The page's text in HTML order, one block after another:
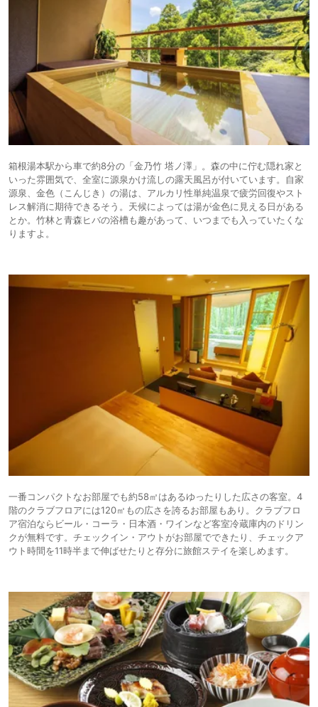
箱根湯本駅から車で約8分の「金乃竹 塔ノ澤」。森の中に佇む隠れ家と
いった雰囲気で、全室に源泉かけ流しの露天風呂が付いています。自家
源泉、金色（こんじき）の湯は、アルカリ性単純温泉で疲労回復やスト
レス解消に期待できるそう。天候によっては湯が金色に見える日がある
とか。竹林と青森ヒバの浴槽も趣があって、いつまでも入っていたくな
りますよ。
一番コンパクトなお部屋でも約58㎡はあるゆったりした広さの客室。4
階のクラブフロアには120㎡もの広さを誇るお部屋もあり。クラブフロ
ア宿泊ならビール・コーラ・日本酒・ワインなど客室冷蔵庫内のドリン
クが無料です。チェックイン・アウトがお部屋でできたり、チェックア
ウト時間を11時半まで伸ばせたりと存分に旅館ステイを楽しめます。